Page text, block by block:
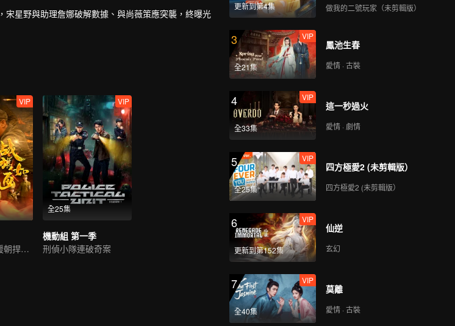
星野與助理詹娜破解數據、與尚薇策應突襲，終曝光
VIP
熱血兒女抗美援朝捍衛祖國
全25集
VIP
機動組 第一季
刑偵小隊連破奇案
更新到第4集 做我的二號玩家（未剪輯版）
3
全21集
VIP
鳳池生春
愛情 · 古裝
4
全33集
VIP
這一秒過火
愛情 · 劇情
5
全25集
VIP
四方極愛2 (未剪輯版）
四方極愛2 (未剪輯版）
6
更新到第152集
VIP
仙逆
玄幻
7
全40集
VIP
莫離
愛情 · 古裝